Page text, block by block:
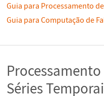
Guia para Processamento
Guia para Computação de
Séries